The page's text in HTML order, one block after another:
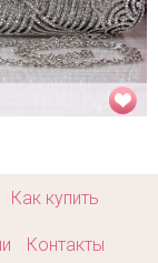
Как купить
Контакты